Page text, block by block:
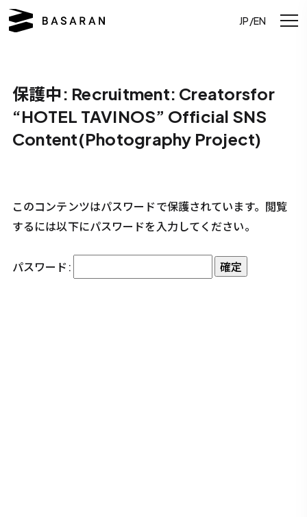
JP/EN
保護中: Recruitment: Creatorsfor
“HOTEL TAVINOS” Official SNS
Content(Photography Project)
このコンテンツはパスワードで保護されています。閲覧
するには以下にパスワードを入力してください。
パスワード: